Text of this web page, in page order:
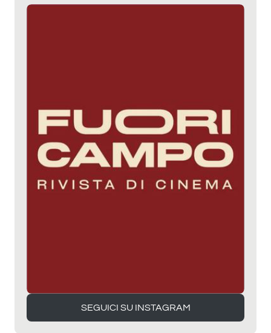
SEGUICI SU INSTAGRAM
SEGUICI SU INSTAGRAM